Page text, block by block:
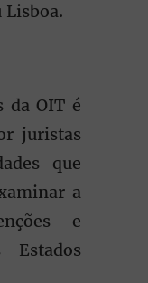
da OIT é
juristas
que
a
e
Estados